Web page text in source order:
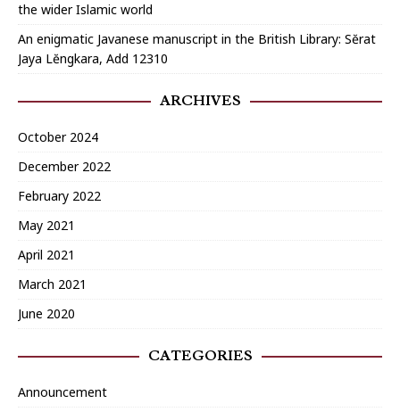
the wider Islamic world
An enigmatic Javanese manuscript in the British Library: Sĕrat
Jaya Lĕngkara, Add 12310
ARCHIVES
October 2024
December 2022
February 2022
May 2021
April 2021
March 2021
June 2020
CATEGORIES
Announcement